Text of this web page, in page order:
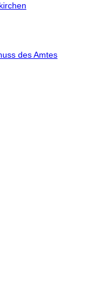
des Amtes